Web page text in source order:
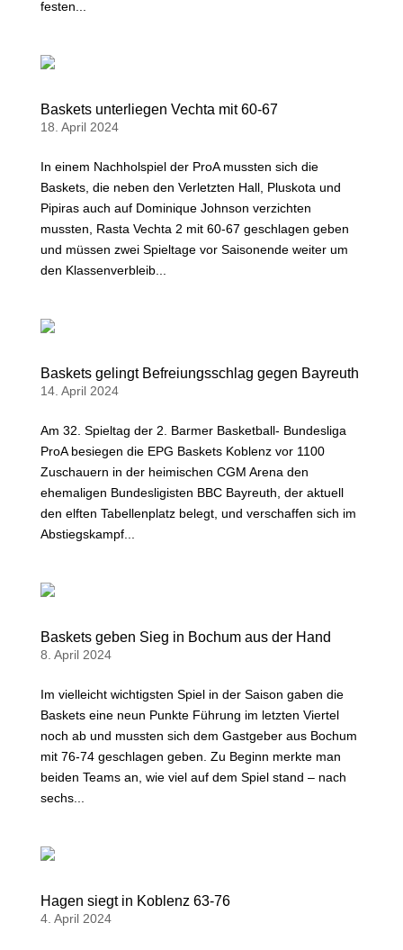
festen...
Baskets unterliegen Vechta mit 60-67
18. April 2024
In einem Nachholspiel der ProA mussten sich die
Baskets, die neben den Verletzten Hall, Pluskota und
Pipiras auch auf Dominique Johnson verzichten
mussten, Rasta Vechta 2 mit 60-67 geschlagen geben
und müssen zwei Spieltage vor Saisonende weiter um
den Klassenverbleib...
Baskets gelingt Befreiungsschlag gegen Bayreuth
14. April 2024
Am 32. Spieltag der 2. Barmer Basketball- Bundesliga
ProA besiegen die EPG Baskets Koblenz vor 1100
Zuschauern in der heimischen CGM Arena den
ehemaligen Bundesligisten BBC Bayreuth, der aktuell
den elften Tabellenplatz belegt, und verschaffen sich im
Abstiegskampf...
Baskets geben Sieg in Bochum aus der Hand
8. April 2024
Im vielleicht wichtigsten Spiel in der Saison gaben die
Baskets eine neun Punkte Führung im letzten Viertel
noch ab und mussten sich dem Gastgeber aus Bochum
mit 76-74 geschlagen geben. Zu Beginn merkte man
beiden Teams an, wie viel auf dem Spiel stand – nach
sechs...
Hagen siegt in Koblenz 63-76
4. April 2024